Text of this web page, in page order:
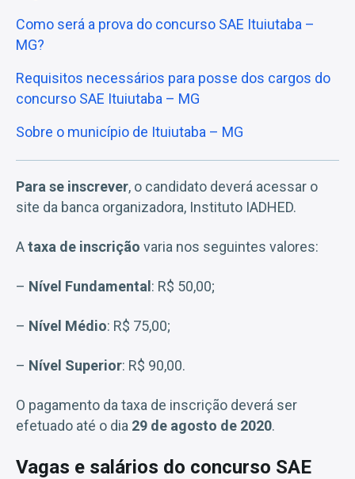
Como será a prova do concurso SAE Ituiutaba –
MG?
Requisitos necessários para posse dos cargos do
concurso SAE Ituiutaba – MG
Sobre o município de Ituiutaba – MG
Para se inscrever, o candidato deverá acessar o
site da banca organizadora, Instituto IADHED.
Ataxa de inscrição varia nos seguintes valores:
– Nível Fundamental : R$ 50,00;
– Nível Médio: R$ 75,00;
– Nível Superior: R$ 90,00.
O pagamento da taxa de inscrição deverá ser
efetuado até o dia 29 de agosto de 2020.
Vagas e salários do concurso SAE